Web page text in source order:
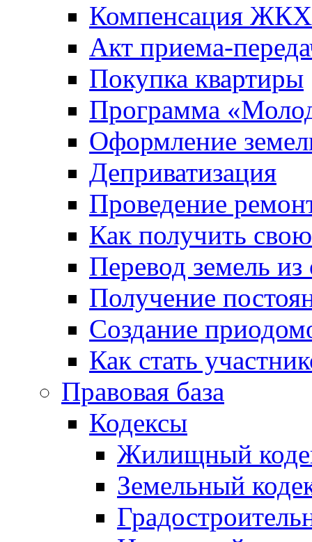
Компенсация ЖКХ
Акт приема-
Покупка квартиры
Программа
Оформление
Деприватизация
Проведение
Как получить
Перевод земель
Получение
Создание
Как стать
Правовая база
Кодексы
Жилищный
Земельный